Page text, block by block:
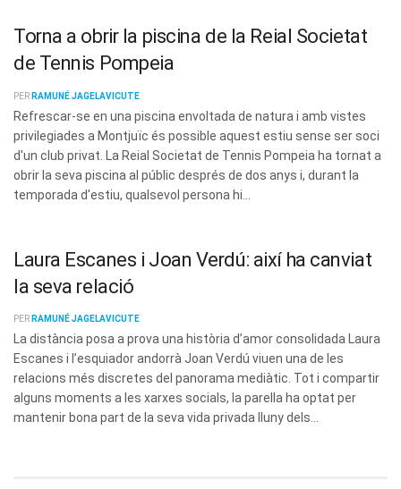
Torna a obrir la piscina de la Reial Societat
de Tennis Pompeia
PER RAMUNÉ JAGELAVICUTE
Refrescar-se en una piscina envoltada de natura i amb vistes
privilegiades a Montjuïc és possible aquest estiu sense ser soci
d'un club privat. La Reial Societat de Tennis Pompeia ha tornat a
obrir la seva piscina al públic després de dos anys i, durant la
temporada d'estiu, qualsevol persona hi...
Laura Escanes i Joan Verdú: així ha canviat
la seva relació
PER RAMUNÉ JAGELAVICUTE
La distància posa a prova una història d’amor consolidada Laura
Escanes i l’esquiador andorrà Joan Verdú viuen una de les
relacions més discretes del panorama mediàtic. Tot i compartir
alguns moments a les xarxes socials, la parella ha optat per
mantenir bona part de la seva vida privada lluny dels...